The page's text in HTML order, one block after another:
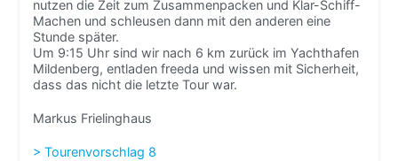
nutzen die Zeit zum Zusammenpacken und Klar-Schiff-
Machen und schleusen dann mit den anderen eine
Stunde später.
Um 9:15 Uhr sind wir nach 6 km zurück im Yachthafen
Mildenberg, entladen freeda und wissen mit Sicherheit,
dass das nicht die letzte Tour war.
Markus Frielinghaus
> Tourenvorschlag 8